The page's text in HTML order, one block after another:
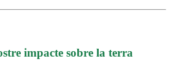
impacte sobre la terra